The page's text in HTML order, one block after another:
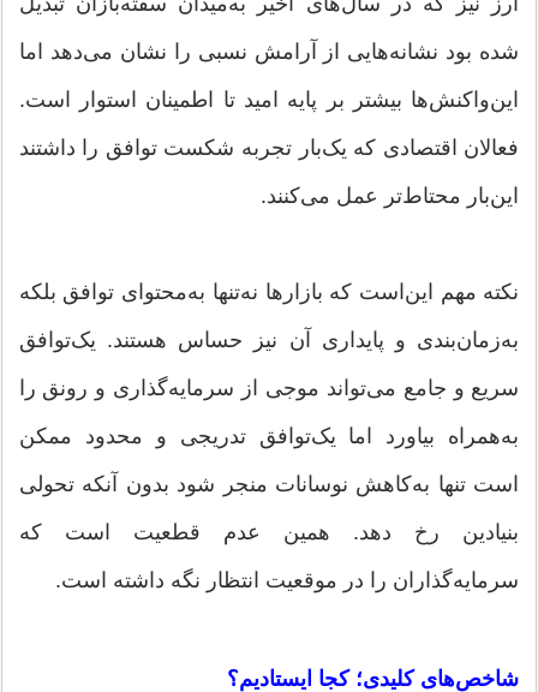
شده بود نشانه‌هایی از آرامش نسبی را نشان می‌دهد اما
این‌واکنش‌ها بیشتر بر پایه امید تا اطمینان استوار است.
فعالان اقتصادی که یک‌بار تجربه شکست توافق را داشتند
این‌بار محتاط‌تر عمل می‌کنند.
نکته مهم این‌است که بازارها نه‌تنها به‌محتوای توافق بلکه
به‌زمان‌بندی و پایداری آن نیز حساس هستند. یک‌توافق
سریع و جامع می‌تواند موجی از سرمایه‌گذاری و رونق را
به‌همراه بیاورد اما یک‌توافق تدریجی و محدود ممکن
است تنها به‌کاهش نوسانات منجر شود بدون آنکه تحولی
بنیادین رخ دهد. همین عدم قطعیت است که
سرمایه‌گذاران را در موقعیت انتظار نگه داشته است.
شاخص‌های کلیدی؛ کجا ایستادیم؟